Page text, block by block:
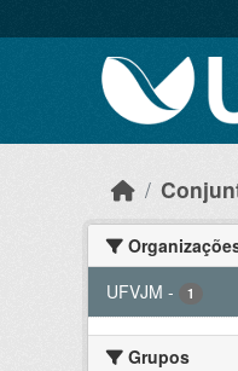
UFVJM - 1
Grupos